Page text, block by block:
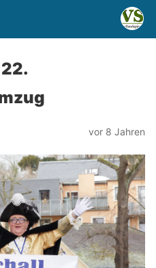
vor 8 Jahren